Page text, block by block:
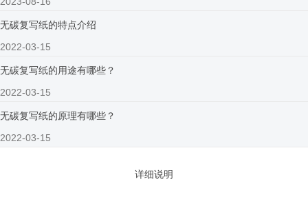
无碳复写纸的特点介绍
2022-03-15
无碳复写纸的用途有哪些？
2022-03-15
无碳复写纸的原理有哪些？
2022-03-15
详细说明